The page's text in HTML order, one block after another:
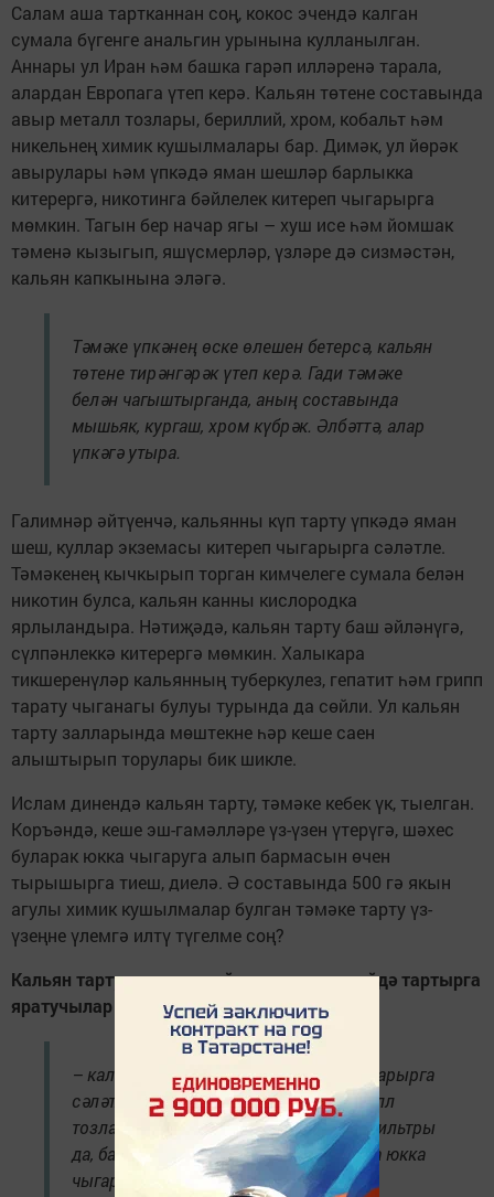
Салам аша тартканнан соң, кокос эчендә калган
сумала бүгенге анальгин урынына кулланылган.
Аннары ул Иран һәм башка гарәп илләренә тарала,
алардан Европага үтеп керә. Кальян төтене составында
авыр металл тозлары, бериллий, хром, кобальт һәм
никельнең химик кушылмалары бар. Димәк, ул йөрәк
авырулары һәм үпкәдә яман шешләр барлыкка
китерергә, никотинга бәйлелек китереп чыгарырга
мөмкин. Тагын бер начар ягы – хуш исе һәм йомшак
тәменә кызыгып, яшүсмерләр, үзләре дә сизмәстән,
кальян капкынына эләгә.
Тәмәке үпкәнең өске өлешен бетерсә, кальян
төтене тирәнгәрәк үтеп керә. Гади тәмәке
белән чагыштырганда, аның составында
мышьяк, кургаш, хром күбрәк. Әлбәттә, алар
үпкәгә утыра.
Галимнәр әйтүенчә, кальянны күп тарту үпкәдә яман
шеш, куллар экземасы китереп чыгарырга сәләтле.
Тәмәкенең кычкырып торган кимчелеге сумала белән
никотин булса, кальян канны кислородка
ярлыландыра. Нәтиҗәдә, кальян тарту баш әйләнүгә,
сүлпәнлеккә китерергә мөмкин. Халыкара
тикшеренүләр кальянның туберкулез, гепатит һәм грипп
тарату чыганагы булуы турында да сөйли. Ул кальян
тарту залларында мөштекне һәр кеше саен
алыштырып торулары бик шикле.
Ислам динендә кальян тарту, тәмәке кебек үк, тыелган.
Коръәндә, кеше эш-гамәлләре үз-үзен үтерүгә, шәхес
буларак юкка чыгаруга алып бармасын өчен
тырышырга тиеш, диелә. Ә составында 500 гә якын
агулы химик кушылмалар булган тәмәке тарту үз-
үзеңне үлемгә илтү түгелме соң?
Кальян тарту залларына йөрүчеләр, аны өйдә тартырга
яратучылар колагына шуны әйтәсе килә:
– кальян төтенендәге рак китереп чыгарырга
сәләтле агулы матдәләрне, авыр металл
тозларын, химик кушылмаларны су фильтры
да, башка өстәмә саклану чаралары да юкка
чыгара алмый;